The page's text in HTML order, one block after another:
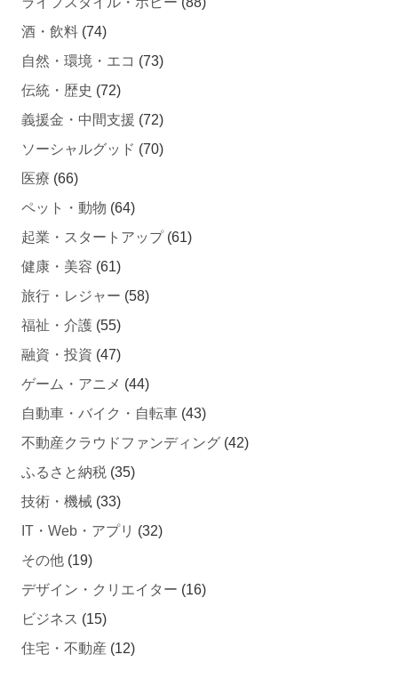
酒・飲料 (74)
自然・環境・エコ
伝統・歴史 (72)
義援金・中間支援
ソーシャルグッド (70)
医療(66)
ペット・動物
起業・スタートアップ
健康・美容 (61)
旅行・レジャー
福祉・介護(55)
融資・投資 (47)
ゲーム・アニメ
自動車・バイク・自転車
不動産クラウドファンディング
ふるさと納税 (35)
技術・機械(33)
IT・Web・アプリ
その他(19)
デザイン・クリエイター
ビジネス (15)
住宅・不動産